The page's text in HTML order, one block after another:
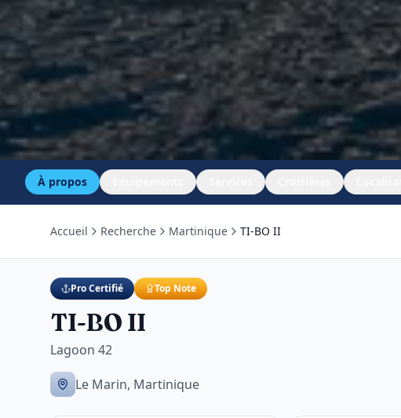
À propos
Accueil Recherche Martinique TI-BO II
Pro Certifié Top Note
TI-BO II
Lagoon 42
Le Marin, Martinique